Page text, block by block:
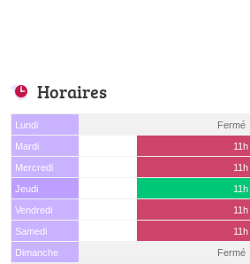
Horaires
Lundi
Fermé
Mardi
Mercredi
Jeudi
Vendredi
Samedi
Dimanche
Fermé